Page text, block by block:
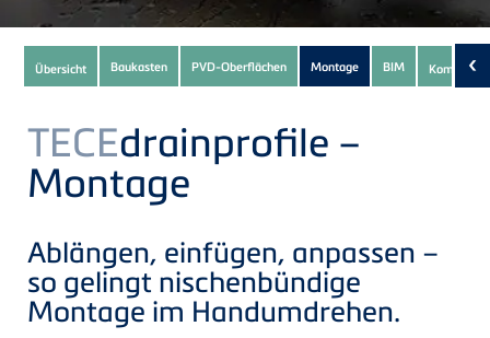
Subnavigation
of
current
Product
Übersicht Baukasten PVD-Oberflächen Montage BIM ‹
TECEdrainprofile –
Montage
Ablängen, einfügen, anpassen –
so gelingt nischenbündige
Montage im Handumdrehen.